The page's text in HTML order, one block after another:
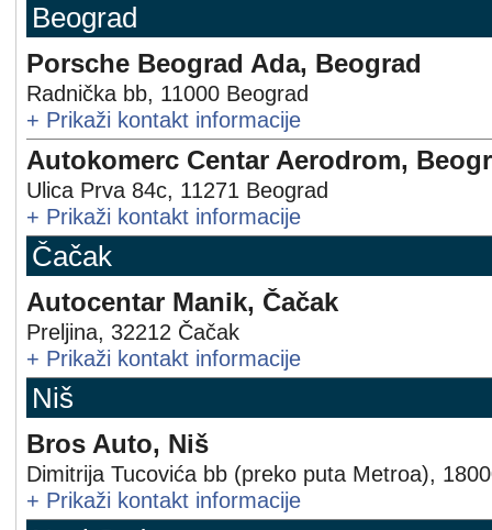
Beograd
Porsche Beograd Ada, Beograd
Radnička bb, 11000 Beograd
+ Prikaži kontakt informacije
Autokomerc Centar Aerodrom,
Ulica Prva 84c, 11271 Beograd
+ Prikaži kontakt informacije
Čačak
Autocentar Manik, Čačak
Preljina, 32212 Čačak
+ Prikaži kontakt informacije
Niš
Bros Auto, Niš
Dimitrija Tucovića bb (preko puta Metroa),
+ Prikaži kontakt informacije